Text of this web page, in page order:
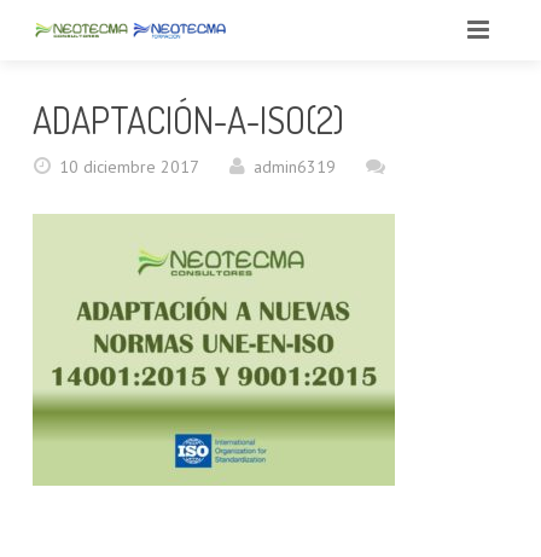
CONSULTORÍA AMBIENTAL
SGA (ISO 14001)
SGC (ISO 9001)
OTROS SERVICIOS
FORMACIÓN
PROA
TALLER ROBÓTICA
OTROS TALLERES
CONTACTO
ADAPTACIÓN-A-ISO(2)
10 diciembre 2017 admin6319